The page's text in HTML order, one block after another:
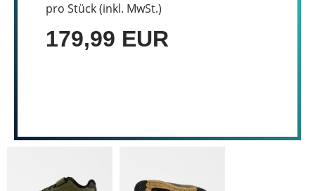
pro Stück (inkl. MwSt.)
179,99 EUR